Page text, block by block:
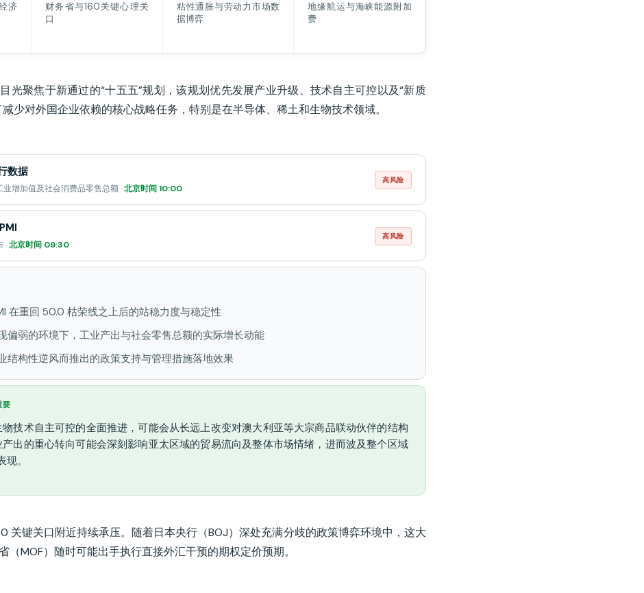
济
财务省与160关键心理关
口
粘性通胀与劳动力市场数
据博弈
地缘航运与海峡能源附加
费
光聚焦于新通过的“十五五”规划，该规划优先发展产业升级、技术自主可控以及“新质
少对外国企业依赖的核心战略任务，特别是在半导体、稀土和生物技术领域。
数据
增加值及社会消费品零售总额 ·北京时间 10:00
高风险
·北京时间 09:30
高风险
在重回 50.0 枯荣线之上后的站稳力度与稳定性
偏弱的环境下，工业产出与社会零售总额的实际增长动能
结构性逆风而推出的政策支持与管理措施落地效果
要
技术自主可控的全面推进，可能会从长远上改变对澳大利亚等大宗商品联动伙伴的结构
出的重心转向可能会深刻影响亚太区域的贸易流向及整体市场情绪，进而波及整个区域
。
关键关口附近持续承压。随着日本央行（BOJ）深处充满分歧的政策博弈环境中，这大
（MOF）随时可能出手执行直接外汇干预的期权定价预期。